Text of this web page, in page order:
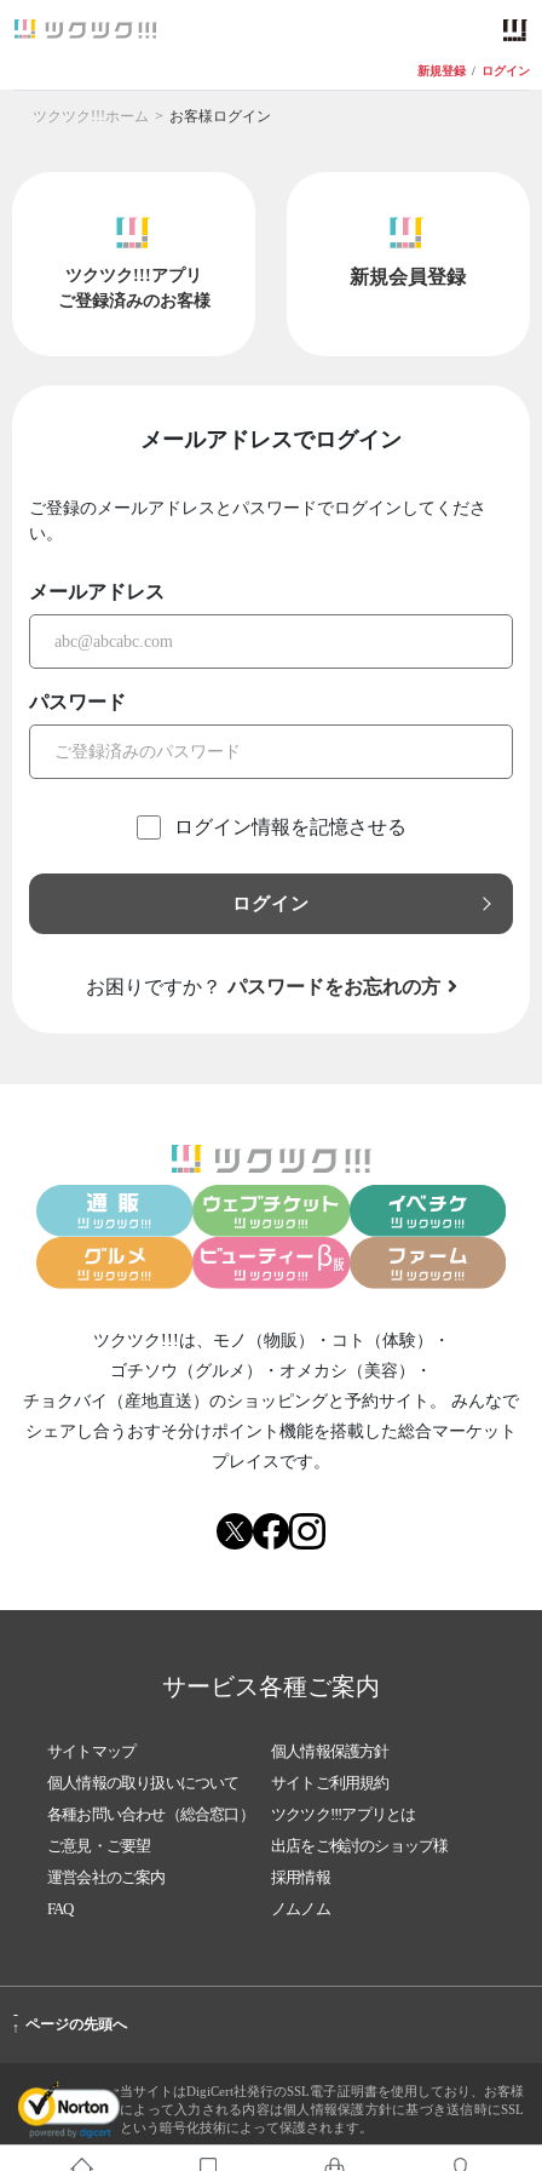
新規登録 / ログイン
ツクツク!!!ホーム お客様ログイン
ツクツク!!!アプリ
ご登録済みのお客様
新規会員登録
メールアドレスでログイン
ご登録のメールアドレスとパスワードでログインしてくださ
い。
メールアドレス
パスワード
ログイン情報を記憶させる
ログイン
お困りですか？ パスワードをお忘れの方
ツクツク!!!は、 モノ（物販） ・ コト（体験）
・
ゴチソウ（グルメ）
・ オメカシ（美容）
・
チョクバイ（産地直送） のショッピングと予約サイト。
みんなで
シェアし合う おすそ分けポイント機能を搭載した総合マーケット
プレイスです。
サービス各種ご案内
サイトマップ
個人情報保護方針
個人情報の取り扱いについて
サイトご利用規約
各種お問い合わせ（総合窓口）
ツクツク!!!アプリとは
ご意見・ご要望
出店をご検討のショップ様
運営会社のご案内
採用情報
FAQ
ノムノム
-
↑ ページの先頭へ
当サイトはDigiCert社発行のSSL電子証明書を使用しており、お客様
によって入力される内容は個人情報保護方針に基づき送信時にSSL
という暗号化技術によって保護されます。